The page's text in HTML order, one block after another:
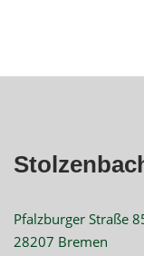
Pfalzburger Straße
28207 Bremen